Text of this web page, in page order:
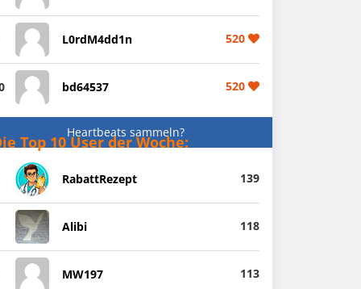
L0rdM4dd1n 520
bd64537 520
Heartbeats sammeln?
Top 10 User der Woche:
RabattRezept 139
Alibi 118
MW197 113